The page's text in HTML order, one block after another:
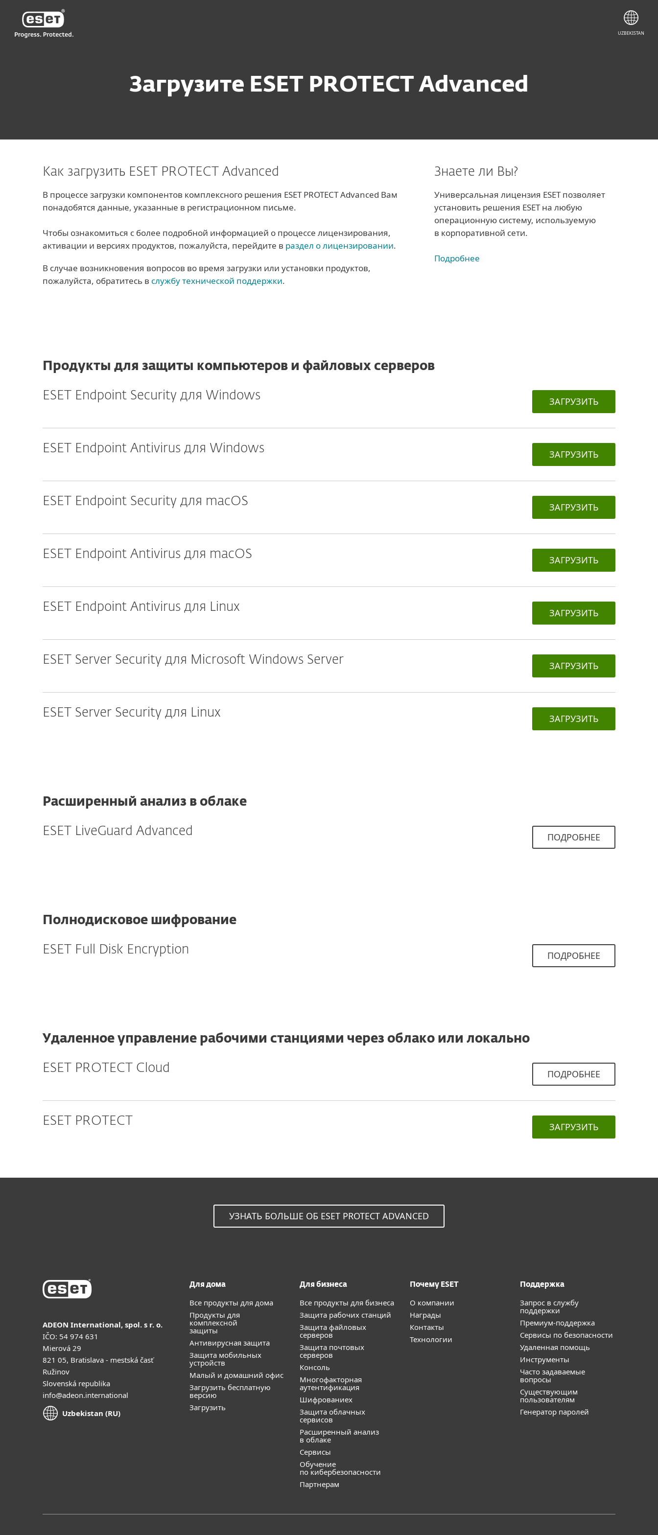
Загрузите ESET PROTECT Advanced
Как загрузить ESET PROTECT Advanced
В процессе загрузки компонентов комплексного решения ESET PROTECT Advanced Вам
понадобятся данные, указанные в регистрационном письме.
Чтобы ознакомиться с более подробной информацией о процессе лицензирования,
активации и версиях продуктов, пожалуйста, перейдите в раздел о лицензировании.
В случае возникновения вопросов во время загрузки или установки продуктов,
пожалуйста, обратитесь в службу технической поддержки.
Знаете ли Вы?
Универсальная лицензия ESET позволяет
установить решения ESET на любую
операционную систему, используемую
в корпоративной сети.
Подробнее
Продукты для защиты компьютеров и файловых серверов
ESET Endpoint Security для Windows ЗАГРУЗИТЬ
ESET Endpoint Antivirus для Windows ЗАГРУЗИТЬ
ESET Endpoint Security для macOS ЗАГРУЗИТЬ
ESET Endpoint Antivirus для macOS ЗАГРУЗИТЬ
ESET Endpoint Antivirus для Linux ЗАГРУЗИТЬ
ESET Server Security для Microsoft Windows Server ЗАГРУЗИТЬ
ESET Server Security для Linux ЗАГРУЗИТЬ
Расширенный анализ в облаке
ESET LiveGuard Advanced ПОДРОБНЕЕ
Полнодисковое шифрование
ESET Full Disk Encryption ПОДРОБНЕЕ
Удаленное управление рабочими станциями через облако или локально
ESET PROTECT Cloud ПОДРОБНЕЕ
ESET PROTECT ЗАГРУЗИТЬ
УЗНАТЬ БОЛЬШЕ ОБ ESET PROTECT ADVANCED
UZ-RUДля бизнеса
ESET
UZBEKISTAN
ADEON International, spol. s r. o.
IČO: 54 974 631
Mierová 29
821 05, Bratislava - mestská časť
Ružinov
Slovenská republika
info@adeon.international
Uzbekistan (RU)
Для дома
Все продукты для дома
Продукты для
комплексной
защиты
Антивирусная защита
Защита мобильных
устройств
Малый и домашний офис
Загрузить бесплатную
версию
Загрузить
Для бизнеса
Все продукты для бизнеса
Защита рабочих станций
Защита файловых
серверов
Защита почтовых
серверов
Консоль
Многофакторная
аутентификация
Шифрованиех
Защита облачных
сервисов
Расширенный анализ
в облаке
Сервисы
Обучение
по кибербезопасности
Партнерам
Почему ESET
О компании
Награды
Контакты
Технологии
Поддержка
Запрос в службу
поддержки
Премиум-поддержка
Сервисы по безопасности
Удаленная помощь
Инструменты
Часто задаваемые
вопросы
Существующим
пользователям
Генератор паролей